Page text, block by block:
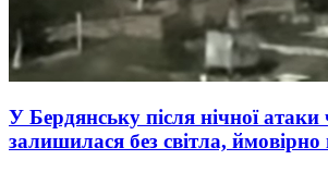
У Бердянську після нічної атаки
залишилася без світла,